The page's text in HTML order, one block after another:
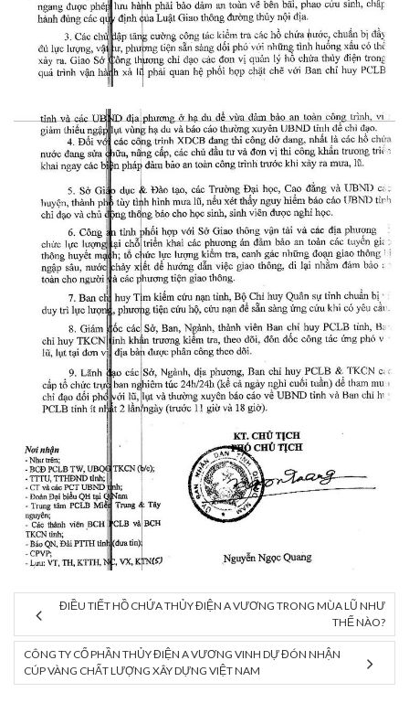
ĐIỀU TIẾT HỒ CHỨA THỦY ĐIỆN A VƯƠNG TRONG MÙA LŨ NHƯ
THẾ NÀO?
CÔNG TY CỔ PHẦN THỦY ĐIỆN A VƯƠNG VINH DỰ ĐÓN NHẬN
CÚP VÀNG CHẤT LƯỢNG XÂY DỰNG VIỆT NAM